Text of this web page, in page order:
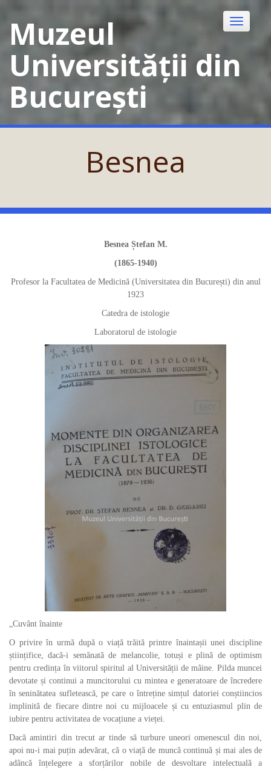
contentMuzeul
Universității din
București
Toggle
navigation
Besnea
Besnea Ștefan M.
(1865-1940)
Profesor la Facultatea de Medicină (Universitatea din București) din anul
1923
Catedra de istologie
Laboratorul de istologie
„Cuvânt înainte
O privire în urmă după o viață trăită printre înaintașii unei discipline
științifice, dacă-i semănată de melancolie, totuși e plină de optimism
pentru credința în viitorul spiritul al Universității de mâine. Pilda muncei
devotate și continui a muncitorului cu mintea e generatoare de încredere
în seninătatea sufletească, pe care o întreține simțul datoriei conștiincios
implinită de fiecare dintre noi cu mijloacele și cu entuziasmul plin de
iubire pentru activitatea de vocațiune a vieței.
Dacă amintiri din trecut ar tinde să turbure uneori omenescul din noi,
apoi nu-i mai puțin adevărat, că o viață de muncă continuă și mai ales de
adâncă înțelegere a sforțărilor nobile de desvoltare intelectuală a